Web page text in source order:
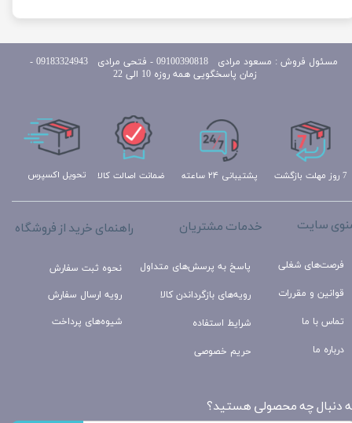
تحویل اکسپرس پشتیبانی ۲۴ ساعته 7 روز مهلت بازگشت ضمانت اصالت کالا
راهنمای خرید از فروشگاه
نحوه ثبت سفارش
رویه ارسال سفارش
شیوه‌های پرداخت
خدمات مشتریان
پاسخ به پرسش‌های متداول
رویه‌های بازگرداندن کالا
شرایط استفاده
حریم خصوصی
سایت
فرصت‌های شغلی
قوانین و مقررات
تماس با ما
درباره ما
دنبال چه محصولی هستید؟
مسئول
فروش : مسعود مرادی 09100390818​​​​​​​ ​​​​​​​- فتحی مرادی 09183324943 -
زمان پاسخگویی همه روزه 10 الی 22